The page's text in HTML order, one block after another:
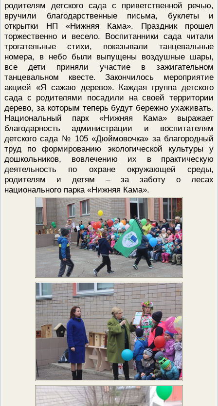
ПРОВЕРОЧНЫЙ ЛИСТ,
ПРИМЕНЯЕМЫЙ ПРИ
ОСУЩЕСТВЛЕНИИ
ГОСУДАРСТВЕННОГО
ОБЛАСТИ ОХРАНЫ И
ИСПОЛЬЗОВАНИЯ ООПТ
ФЕДЕРАЛЬНОГО ЗНАЧЕНИЯ
ПРОГРАММА ПРОФИЛАКТИКИ
РИСКОВ ПРИЧИНЕНИЯ
ПЛАН ПРОВЕДЕНИЯ
КОНТРОЛЬНЫХ
МЕРОПРИЯТИЙ
ИСЧЕРПЫВАЮЩИЙ
СВЕДЕНИЙ, КОТОРЫЕ МОГУТ
ЗАПРАШИВАТЬСЯ
(НАДЗОРНЫМ) ОРГАНОМ У
КОНТРОЛИРУЕМОГО ЛИЦА
родителям детского сада с приветственной речью,
вручили благодарственные письма, буклеты и
открытки НП «Нижняя Кама». Праздник прошел
торжественно и весело. Воспитанники сада читали
трогательные стихи, показывали танцевальные
номера, в небо были выпущены воздушные шары,
все дети приняли участие в зажигательном
танцевальном квесте. Закончилось мероприятие
акцией «Я сажаю дерево». Каждая группа детского
сада с родителями посадили на своей территории
дерево, за которым теперь будут бережно ухаживать.
Национальный парк «Нижняя Кама» выражает
благодарность администрации и воспитателям
детского сада № 105 «Дюймовочка» за благородный
труд по формированию экологической культуры у
дошкольников, вовлечению их в практическую
деятельность по охране окружающей среды,
родителям и детям – за заботу о лесах
национального парка «Нижняя Кама».